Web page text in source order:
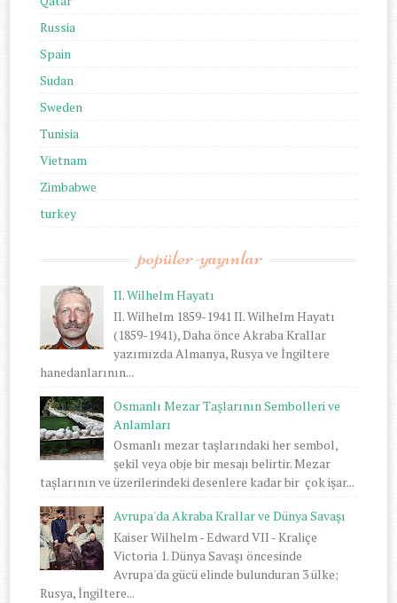
Russia
Spain
Sudan
Sweden
Tunisia
Vietnam
Zimbabwe
turkey
popüler-yayınlar
II. Wilhelm Hayatı
II. Wilhelm 1859-1941 II. Wilhelm Hayatı
(1859-1941), Daha önce Akraba Krallar
yazımızda Almanya, Rusya ve İngiltere
hanedanlarının...
Osmanlı Mezar Taşlarının Sembolleri ve
Anlamları
Osmanlı mezar taşlarındaki her sembol,
şekil veya obje bir mesajı belirtir. Mezar
taşlarının ve üzerilerindeki desenlere kadar bir çok işar...
Avrupa'da Akraba Krallar ve Dünya Savaşı
Kaiser Wilhelm - Edward VII - Kraliçe
Victoria 1. Dünya Savaşı öncesinde
Avrupa'da gücü elinde bulunduran 3 ülke;
Rusya, İngiltere...